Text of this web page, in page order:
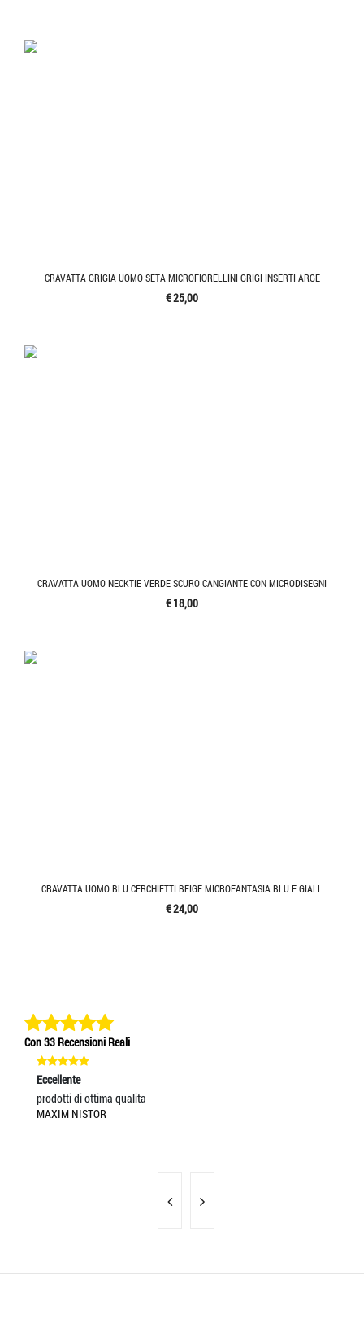
CRAVATTA GRIGIA UOMO SETA MICROFIORELLINI GRIGI INSERTI ARGE
€ 25,00
CRAVATTA UOMO NECKTIE VERDE SCURO CANGIANTE CON MICRODISEGNI
€ 18,00
CRAVATTA UOMO BLU CERCHIETTI BEIGE MICROFANTASIA BLU E GIALL
€ 24,00
Con 33 Recensioni Reali
Eccellente
prodotti di ottima qualita
MAXIM NISTOR